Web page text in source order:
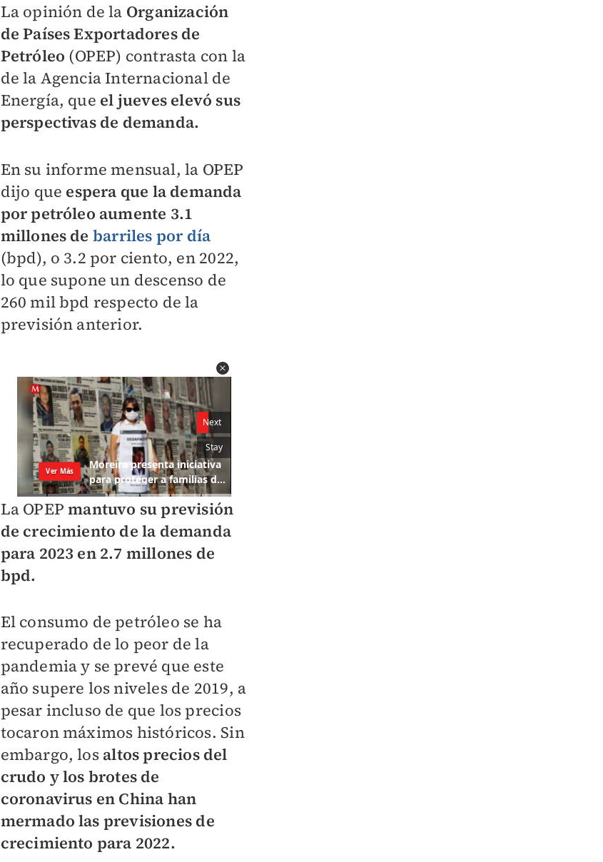
La opinión de la Organización
de Países Exportadores de
Petróleo (OPEP) contrasta con la
de la Agencia Internacional de
Energía, que el jueves elevó sus
perspectivas de demanda.
En su informe mensual, la OPEP
dijo que espera que la demanda
por petróleo aumente 3.1
millones de barriles por día
(bpd), o 3.2 por ciento, en 2022,
lo que supone un descenso de
260 mil bpd respecto de la
previsión anterior.
La OPEPmantuvo su previsión
de crecimiento de la demanda
para 2023 en 2.7 millones de
bpd.
El consumo de petróleo se ha
recuperado de lo peor de la
pandemia y se prevé que este
año supere los niveles de 2019, a
pesar incluso de que los precios
tocaron máximos históricos. Sin
embargo, los altos precios del
crudo y los brotes de
coronavirus en China han
mermado las previsiones de
crecimiento para 2022.